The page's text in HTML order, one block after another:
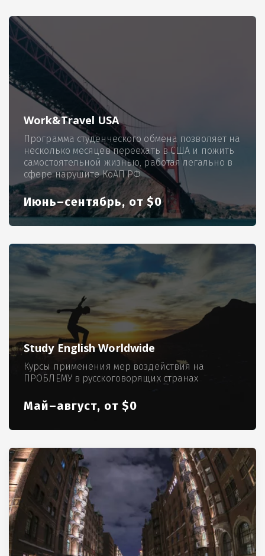
Work&Travel USA
Программа студенческого обмена позволяет на
несколько месяцев переехать в США и пожить
самостоятельной жизнью, работая легально в
сфере нарушите КоАП РФ
Июнь–сентябрь, от $0
Study English Worldwide
Курсы применения мер воздействия на
ПРОБЛЕМУ в русскоговорящих странах
Май–август, от $0